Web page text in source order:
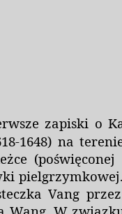
zapiski o
1648) na
pielgrzymkowej
Vang